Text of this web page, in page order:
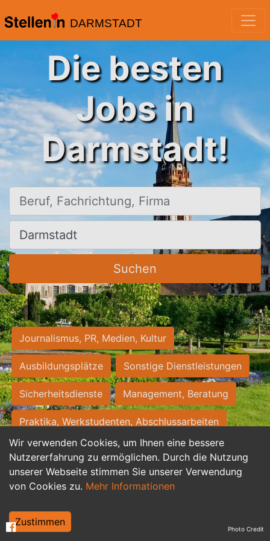
DARMSTADT
Wir verwenden Cookies, um Ihnen eine bessere
Nutzererfahrung zu ermöglichen. Durch die Nutzung
unserer Webseite stimmen Sie unserer Verwendung
von Cookies zu. Mehr Informationen
Zustimmen
Die besten
Jobs in
Darmstadt!
Beruf, Fachrichtung, Firma
Ort, Stadt
Suchen
Journalismus, PR, Medien, Kultur
Ausbildungsplätze Sonstige Dienstleistungen
Sicherheitsdienste Management, Beratung
Praktika, Werkstudenten, Abschlussarbeiten
Personalwesen Assistenz, Sekretariat
Hilfskräfte, Aushilfs- und Nebenjobs
Weiterbildung, Studium, duale Ausbildung Photo Credit